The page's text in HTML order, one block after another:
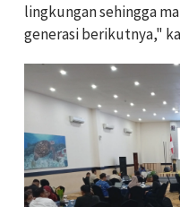
lingkungan sehingga
generasi berikutnya,"